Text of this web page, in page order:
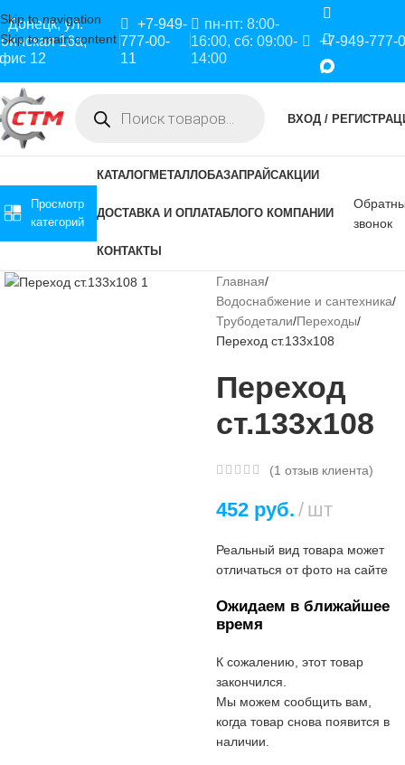
Skip to navigation
Skip to main content
Донецк, ул.
16а,
12
+7-949-
777-00-
11
пн-пт: 8:00-
16:00, сб: 09:00-
14:00
+7-949-777-
ВХОД /
Просмотр
категорий
КАТАЛОГМЕТАЛЛОБАЗАПРАЙСАКЦИИ
ДОСТАВКА И ОПЛАТАБЛОГО КОМПАНИИ
КОНТАКТЫ
звонок
Главная
Водоснабжение и сантехника
Трубодетали Переходы
Переход ст.133х108
Переход
ст.133х108
(1 отзыв клиента)
452руб. шт
Реальный вид товара может
отличаться от фото на сайте
Ожидаем в ближайшее
время
К сожалению, этот товар
закончился.
Мы можем сообщить вам,
когда товар снова появится в
наличии.